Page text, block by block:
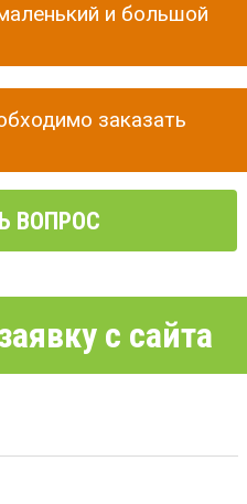
и большой
заказать
ВОПРОС
с сайта